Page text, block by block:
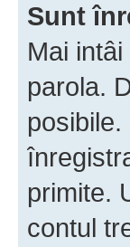
Sunt
Mai
parola.
primite.
contul